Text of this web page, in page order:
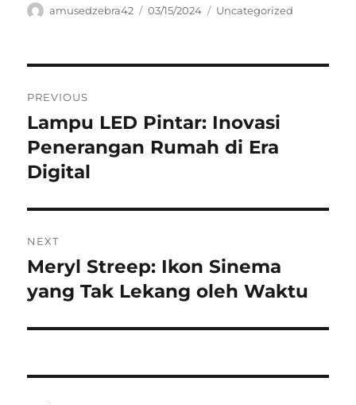
Author
amusedzebra42
Posted
03/15/2024 Categories
Uncategorized
pos
PREVIOUS
Previous
post:
Lampu LED Pintar: Inovasi
Penerangan Rumah di Era
Digital
NEXT
Next
post:
Meryl Streep: Ikon Sinema
yang Tak Lekang oleh Waktu